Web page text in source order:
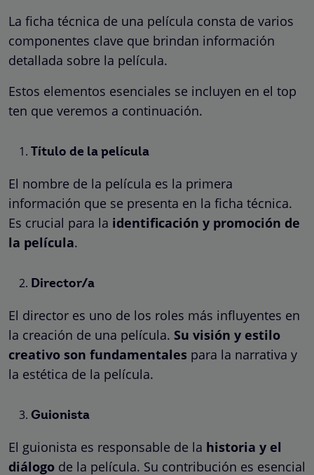
La ficha técnica de una película consta de varios
componentes clave que brindan información
detallada sobre la película.
Estos elementos esenciales se incluyen en el top
ten que veremos a continuación.
Título de la película
El nombre de la película es la primera
información que se presenta en la ficha técnica.
Es crucial para la identificación y promoción de
la película.
Director/a
El director es uno de los roles más influyentes en
la creación de una película. Su visión y estilo
creativo son fundamentales para la narrativa y
la estética de la película.
Guionista
El guionista es responsable de la historia y el
diálogo de la película. Su contribución es esencial